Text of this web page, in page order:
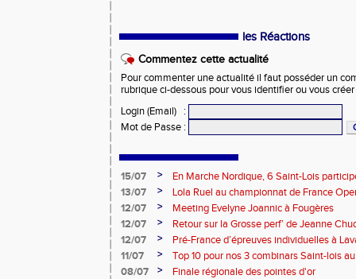
les Réactions
Commentez cette actualité
Pour commenter une actualité il faut posséder un
rubrique ci-dessous pour vous identifier ou vous
Login (Email)
:
Mot de Passe :
15/07 >
En Marche Nordique, 6 Saint-Lois
13/07
>
Lola Ruel au championnat de France
12/07
>
Meeting Evelyne Joannic à Fougères
12/07
>
Retour sur la Grosse perf’ de Jeanne
de l’Est Lyonnais
12/07 >
Pré-France d’épreuves individuelles à
11/07
>
Top 10 pour nos 3 combinars Saint-lois
d'EC à Aix-en-Provence
08/07 >
Finale régionale des pointes d'or